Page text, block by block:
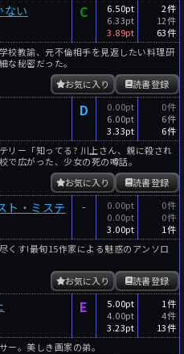
ない C
6.50pt
6.33pt
3.89pt
2件
12件
63件
校教諭、元不倫相手を見返したい料理研
秘密だった。
読書登録
お気に入り
D
0.00pt
6.00pt
3.33pt
0件
6件
6件
リー「知ってる? 川上さん、親に殺され
で広がった、少女の死の噂話。
読書登録
お気に入り
ト・ミステ
-
0.00pt
0.00pt
3.00pt
0件
0件
1件
くす!最旬15作家による魅惑のアンソロ
読書登録
お気に入り
E
5.00pt
4.00pt
3.23pt
1件
4件
13件
ー。美しき画家の弟。